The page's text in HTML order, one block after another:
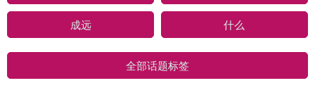
成远 什么
全部话题标签